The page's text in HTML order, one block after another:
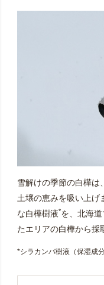
雪解けの季節の白樺は
土壌の恵みを吸い上げ
な白樺樹液*を、北海
たエリアの白樺から採
*シラカンバ樹液（保湿成分